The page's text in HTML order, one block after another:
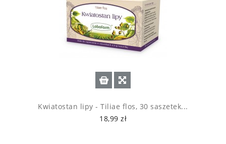
Kwiatostan lipy - Tiliae flos, 30 saszetek...
18,99 zł